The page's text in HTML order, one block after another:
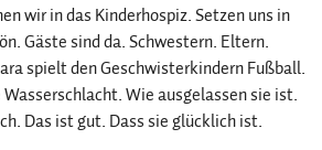
wir in das Kinderhospiz. Setzen uns in
Gäste sind da. Schwestern. Eltern.
spielt den Geschwisterkindern Fußball.
Wie ausgelassen sie ist.
Das ist gut. Dass sie glücklich ist.